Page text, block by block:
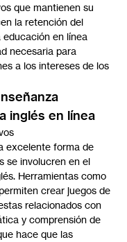
que mantienen su
la retención del
educación en línea
necesaria para
a los intereses de los
inglés en línea
excelente forma de
se involucren en el
Herramientas como
crear juegos de
relacionados con
y comprensión de
hace que las